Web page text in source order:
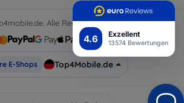
4.6 Exzellent
13574 Bewertungen
Alle Rechte vorbehalten.
E-Shops Top4Mobile.de